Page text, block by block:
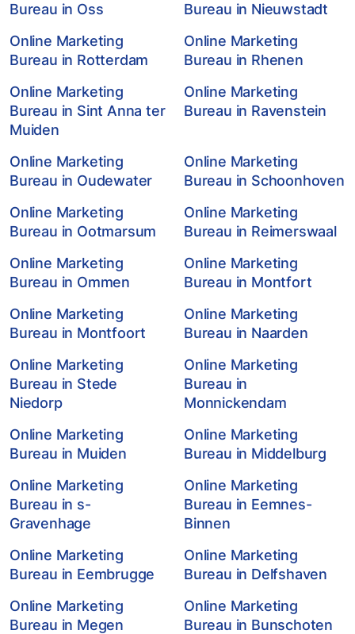
Bureau in Oss
Bureau in Nieuwstadt
Online Marketing
Bureau in Rotterdam
Online Marketing
Bureau in Rhenen
Online Marketing
Bureau in Sint Anna ter
Muiden
Online Marketing
Bureau in Ravenstein
Online Marketing
Bureau in Oudewater
Online Marketing
Bureau in Schoonhoven
Online Marketing
Bureau in Ootmarsum
Online Marketing
Bureau in Reimerswaal
Online Marketing
Bureau in Ommen
Online Marketing
Bureau in Montfort
Online Marketing
Bureau in Montfoort
Online Marketing
Bureau in Naarden
Online Marketing
Bureau in Stede
Niedorp
Online Marketing
Bureau in
Monnickendam
Online Marketing
Bureau in Muiden
Online Marketing
Bureau in Middelburg
Online Marketing
Bureau in s-
Gravenhage
Online Marketing
Bureau in Eemnes-
Binnen
Online Marketing
Bureau in Eembrugge
Online Marketing
Bureau in Delfshaven
Online Marketing
Bureau in Megen
Online Marketing
Bureau in Bunschoten